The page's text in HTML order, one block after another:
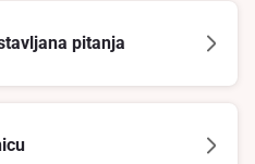
pitanja